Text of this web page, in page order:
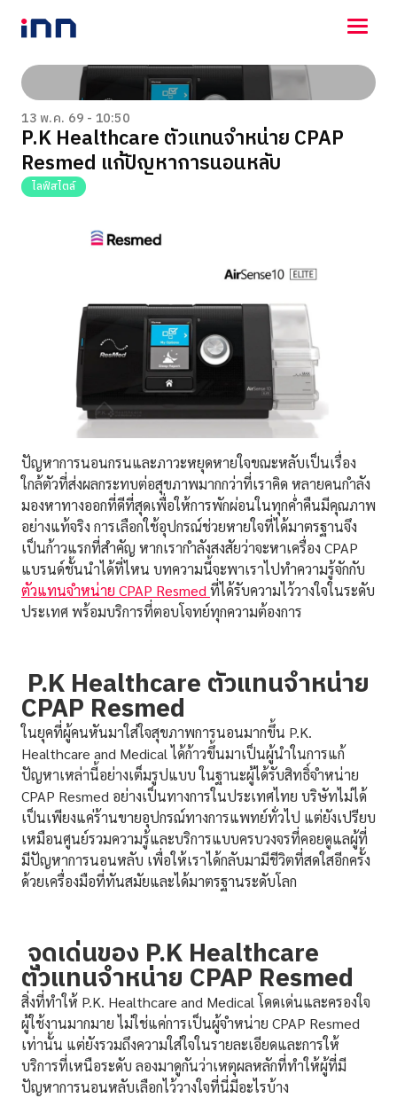
NEWS
ENTERTAINMENT
LIFESTYLE
HOROSCOPE
LOTTERY
VIDEO
ร่วมด้วยช่วยกัน
13 พ.ค. 69 - 10:50
P.K Healthcare ตัวแทนจำหน่าย CPAP
Resmed แก้ปัญหาการนอนหลับ
ไลฟ์สไตล์
ปัญหาการนอนกรนและภาวะหยุดหายใจขณะหลับเป็นเรื่อง
ใกล้ตัวที่ส่งผลกระทบต่อสุขภาพมากกว่าที่เราคิด หลายคนกำลัง
มองหาทางออกที่ดีที่สุดเพื่อให้การพักผ่อนในทุกค่ำคืนมีคุณภาพ
อย่างแท้จริง การเลือกใช้อุปกรณ์ช่วยหายใจที่ได้มาตรฐานจึง
เป็นก้าวแรกที่สำคัญ หากเรากำลังสงสัยว่าจะหาเครื่อง CPAP
แบรนด์ชั้นนำได้ที่ไหน บทความนี้จะพาเราไปทำความรู้จักกับ
ตัวแทนจำหน่าย CPAP Resmed ที่ได้รับความไว้วางใจในระดับ
ประเทศ พร้อมบริการที่ตอบโจทย์ทุกความต้องการ
P.K Healthcare ตัวแทนจำหน่าย
CPAP Resmed
ในยุคที่ผู้คนหันมาใส่ใจสุขภาพการนอนมากขึ้น P.K.
Healthcare and Medical ได้ก้าวขึ้นมาเป็นผู้นำในการแก้
ปัญหาเหล่านี้อย่างเต็มรูปแบบ ในฐานะผู้ได้รับสิทธิ์จำหน่าย
CPAP Resmed อย่างเป็นทางการในประเทศไทย บริษัทไม่ได้
เป็นเพียงแค่ร้านขายอุปกรณ์ทางการแพทย์ทั่วไป แต่ยังเปรียบ
เหมือนศูนย์รวมความรู้และบริการแบบครบวงจรที่คอยดูแลผู้ที่
มีปัญหาการนอนหลับ เพื่อให้เราได้กลับมามีชีวิตที่สดใสอีกครั้ง
ด้วยเครื่องมือที่ทันสมัยและได้มาตรฐานระดับโลก
จุดเด่นของ P.K Healthcare
ตัวแทนจำหน่าย CPAP Resmed
สิ่งที่ทำให้ P.K. Healthcare and Medical โดดเด่นและครองใจ
ผู้ใช้งานมากมาย ไม่ใช่แค่การเป็นผู้จำหน่าย CPAP Resmed
เท่านั้น แต่ยังรวมถึงความใส่ใจในรายละเอียดและการให้
บริการที่เหนือระดับ ลองมาดูกันว่าเหตุผลหลักที่ทำให้ผู้ที่มี
ปัญหาการนอนหลับเลือกไว้วางใจที่นี่มีอะไรบ้าง